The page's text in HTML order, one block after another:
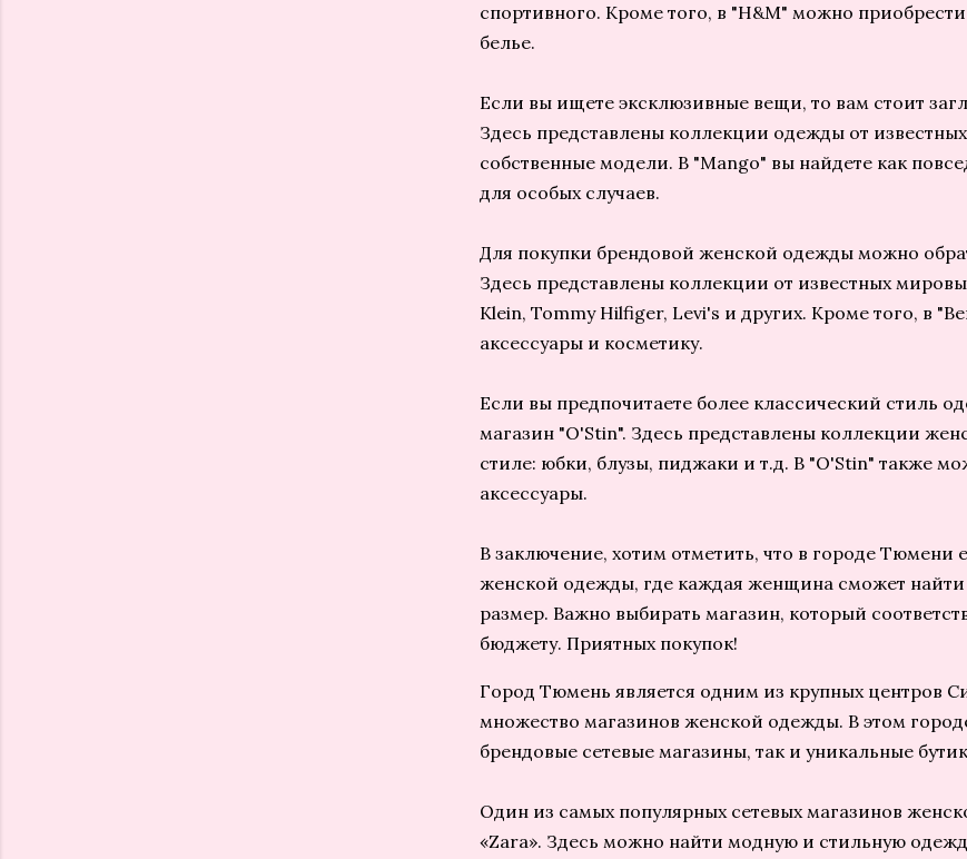
спортивного. Кроме того, в "H&M" можно
белье.
Если вы ищете эксклюзивные вещи, то вам стоит
Здесь представлены коллекции одежды от
собственные модели. В "Mango" вы найдете как
для особых случаев.
Для покупки брендовой женской одежды можно
Здесь представлены коллекции от известных
Klein, Tommy Hilfiger, Levi's и других. Кроме того, в
аксессуары и косметику.
Если вы предпочитаете более классический стиль
магазин "O'Stin". Здесь представлены коллекции
стиле: юбки, блузы, пиджаки и т.д. В "O'Stin" также
аксессуары.
В заключение, хотим отметить, что в городе Тюмени
женской одежды, где каждая женщина сможет
размер. Важно выбирать магазин, который
бюджету. Приятных покупок!
Город Тюмень является одним из крупных центров
множество магазинов женской одежды. В этом
брендовые сетевые магазины, так и уникальные
Один из самых популярных сетевых магазинов
«Zara». Здесь можно найти модную и стильную